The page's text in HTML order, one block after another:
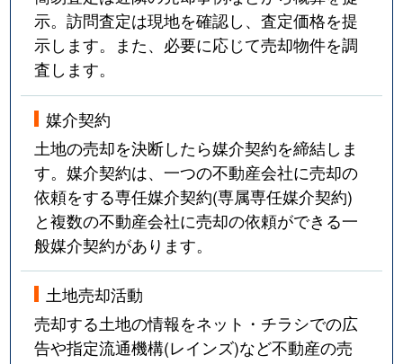
示。訪問査定は現地を確認し、査定価格を提
示します。また、必要に応じて売却物件を調
査します。
媒介契約
土地の売却を決断したら媒介契約を締結しま
す。媒介契約は、一つの不動産会社に売却の
依頼をする専任媒介契約(専属専任媒介契約)
と複数の不動産会社に売却の依頼ができる一
般媒介契約があります。
土地売却活動
売却する土地の情報をネット・チラシでの広
告や指定流通機構(レインズ)など不動産の売